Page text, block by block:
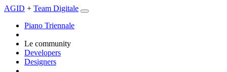
AGID + Team Digitale
Piano Triennale
Le community
Developers
Designers